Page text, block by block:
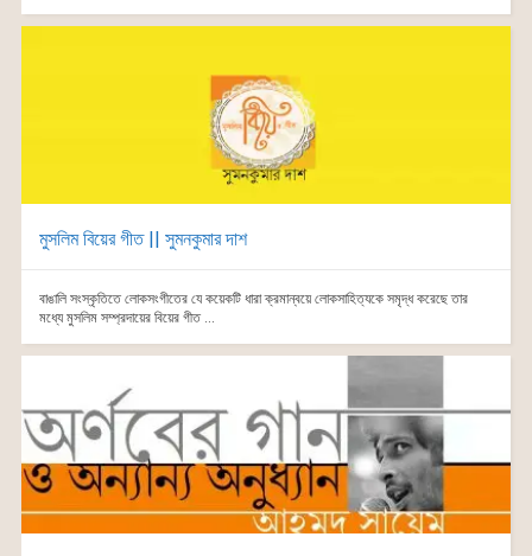
মুসলিম বিয়ের গীত || সুমনকুমার দাশ
বাঙালি সংস্কৃতিতে লোকসংগীতের যে কয়েকটি ধারা ক্রমান্বয়ে লোকসাহিত্যকে সমৃদ্ধ করেছে তার
মধ্যে মুসলিম সম্প্রদায়ের বিয়ের গীত ...